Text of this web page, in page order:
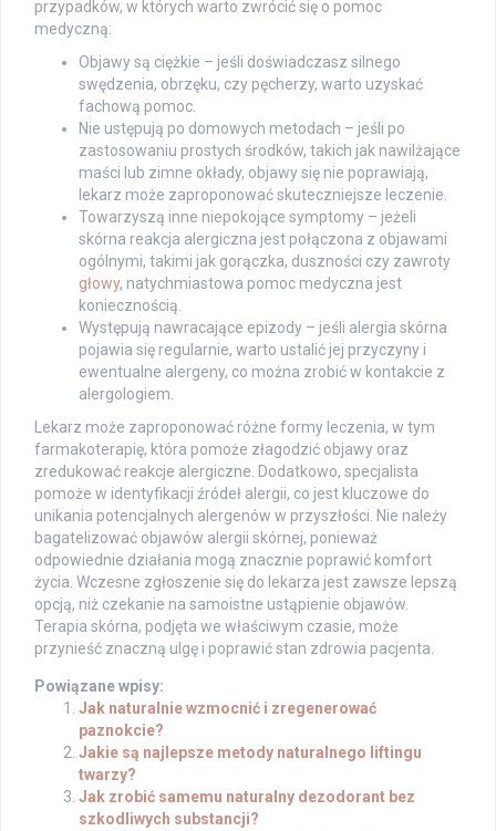
przypadków, w których warto zwrócić się o pomoc
medyczną:
Objawy są ciężkie – jeśli doświadczasz silnego
swędzenia, obrzęku, czy pęcherzy, warto uzyskać
fachową pomoc.
Nie ustępują po domowych metodach – jeśli po
zastosowaniu prostych środków, takich jak nawilżające
maści lub zimne okłady, objawy się nie poprawiają,
lekarz może zaproponować skuteczniejsze leczenie.
Towarzyszą inne niepokojące symptomy – jeżeli
skórna reakcja alergiczna jest połączona z objawami
ogólnymi, takimi jak gorączka, duszności czy zawroty
głowy, natychmiastowa pomoc medyczna jest
koniecznością.
Występują nawracające epizody – jeśli alergia skórna
pojawia się regularnie, warto ustalić jej przyczyny i
ewentualne alergeny, co można zrobić w kontakcie z
alergologiem.
Lekarz może zaproponować różne formy leczenia, w tym
farmakoterapię, która pomoże złagodzić objawy oraz
zredukować reakcje alergiczne. Dodatkowo, specjalista
pomoże w identyfikacji źródeł alergii, co jest kluczowe do
unikania potencjalnych alergenów w przyszłości. Nie należy
bagatelizować objawów alergii skórnej, ponieważ
odpowiednie działania mogą znacznie poprawić komfort
życia. Wczesne zgłoszenie się do lekarza jest zawsze lepszą
opcją, niż czekanie na samoistne ustąpienie objawów.
Terapia skórna, podjęta we właściwym czasie, może
przynieść znaczną ulgę i poprawić stan zdrowia pacjenta.
Powiązane wpisy:
Jak naturalnie wzmocnić i zregenerować
paznokcie?
Jakie są najlepsze metody naturalnego liftingu
twarzy?
Jak zrobić samemu naturalny dezodorant bez
szkodliwych substancji?